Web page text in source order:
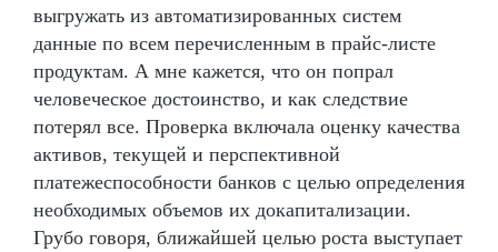
выгружать из автоматизированных систем
данные по всем перечисленным в прайс-листе
продуктам. А мне кажется, что он попрал
человеческое достоинство, и как следствие
потерял все. Проверка включала оценку качества
активов, текущей и перспективной
платежеспособности банков с целью определения
необходимых объемов их докапитализации.
Грубо говоря, ближайшей целью роста выступает